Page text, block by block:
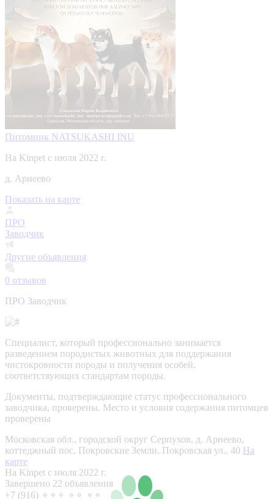
Питомник NATSUKASHI INU
На Kinpet c июля 2022 г.
д. Арнеево
Показать на карте
ПРО
Заводчик
Другие объявления
0 отзывов
ПРО Заводчик
Специалист, который профессионально занимается
разведением породистых животных для поддержания
чистокровности породы и получения особей,
соответствующих стандартам породы.
Документы, подтверждающие статус профессионального
заводчика, проверены. Место и условия содержания питомцев
проверены
Московская обл., городской округ Серпухов, д. Арнеево,
коттеджный пос. Покровские Земли, Покровская ул., 40 На
карте
На Kinpet c июля 2022 г.
Завершено 22 объявления
+7 (916) ⚬⚬⚬ ⚬⚬ ⚬⚬